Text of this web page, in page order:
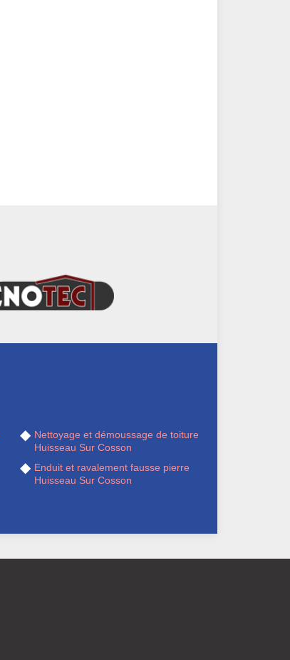
Nettoyage et démoussage de toiture
Huisseau Sur Cosson
Enduit et ravalement fausse pierre
Huisseau Sur Cosson